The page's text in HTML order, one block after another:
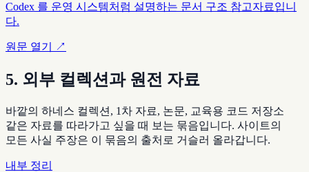
Codex 를 운영 시스템처럼 설명하는 문서 구조 참고자료입니
다.
원문 열기 ↗
5. 외부 컬렉션과 원전 자료
바깥의 하네스 컬렉션, 1차 자료, 논문, 교육용 코드 저장소
같은 자료를 따라가고 싶을 때 보는 묶음입니다. 사이트의
모든 사실 주장은 이 묶음의 출처로 거슬러 올라갑니다.
내부 정리